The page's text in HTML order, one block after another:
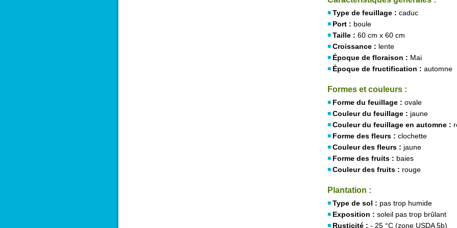
Type de feuillage : caduc
Port : boule
Taille : 60 cm x 60 cm
Croissance : lente
Époque de floraison : Mai
Époque de fructification : automne
Formes et couleurs :
Forme du feuillage : ovale
Couleur du feuillage : jaune
Couleur du feuillage en automne :
Forme des fleurs : clochette
Couleur des fleurs : jaune
Forme des fruits : baies
Couleur des fruits : rouge
Plantation :
Type de sol : pas trop humide
Exposition : soleil pas trop brûlant
Rusticité : - 25 °C (zone USDA 5b)